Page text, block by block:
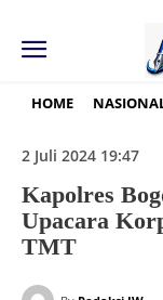
HOME
2 Juli 2024 19:47
Kapolres
Upacara
TMT